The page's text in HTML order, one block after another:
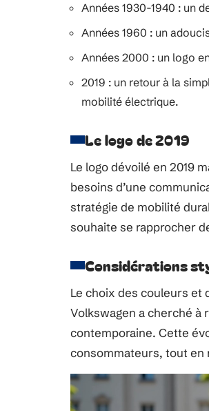
Années 1930-1940 : un
Années 1960 : un
Années 2000 : un logo
2019 : un retour à la
mobilité électrique.
Le logo de 2019
Le logo dévoilé en 2019
besoins d’une
stratégie de mobilité
souhaite se rapprocher
Considérations
Le choix des couleurs et
Volkswagen a cherché à
contemporaine. Cette
consommateurs, tout en